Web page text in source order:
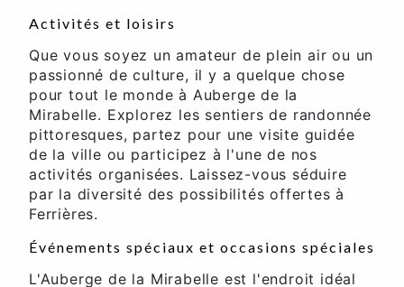
Activités et loisirs
Que vous soyez un amateur de plein air ou un
passionné de culture, il y a quelque chose
pour tout le monde à Auberge de la
Mirabelle. Explorez les sentiers de randonnée
pittoresques, partez pour une visite guidée
de la ville ou participez à l'une de nos
activités organisées. Laissez-vous séduire
par la diversité des possibilités offertes à
Ferrières.
Événements spéciaux et occasions spéciales
L'Auberge de la Mirabelle est l'endroit idéal